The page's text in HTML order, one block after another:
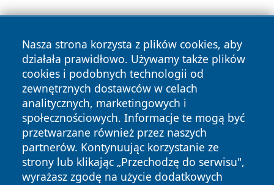
Nasza strona korzysta z plików cookies, aby
działała prawidłowo. Używamy także plików
cookies i podobnych technologii od
zewnętrznych dostawców w celach
analitycznych, marketingowych i
społecznościowych. Informacje te mogą być
przetwarzane również przez naszych
partnerów. Kontynuując korzystanie ze
strony lub klikając „Przechodzę do serwisu",
wyrażasz zgodę na użycie dodatkowych
Copyright © 2026 naszkedzierzyn.pl Wszystkie prawa
zastrzeżone.
News Autorzy
Polityka
Prywatności
Polityka
Cookies